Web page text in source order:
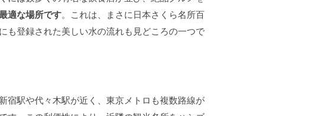
適な場所です。これは、まさに日本さくら名所百
も登録された美しい水の流れも見どころの一つで
宿駅や代々木駅が近く、東京メトロも複数路線が